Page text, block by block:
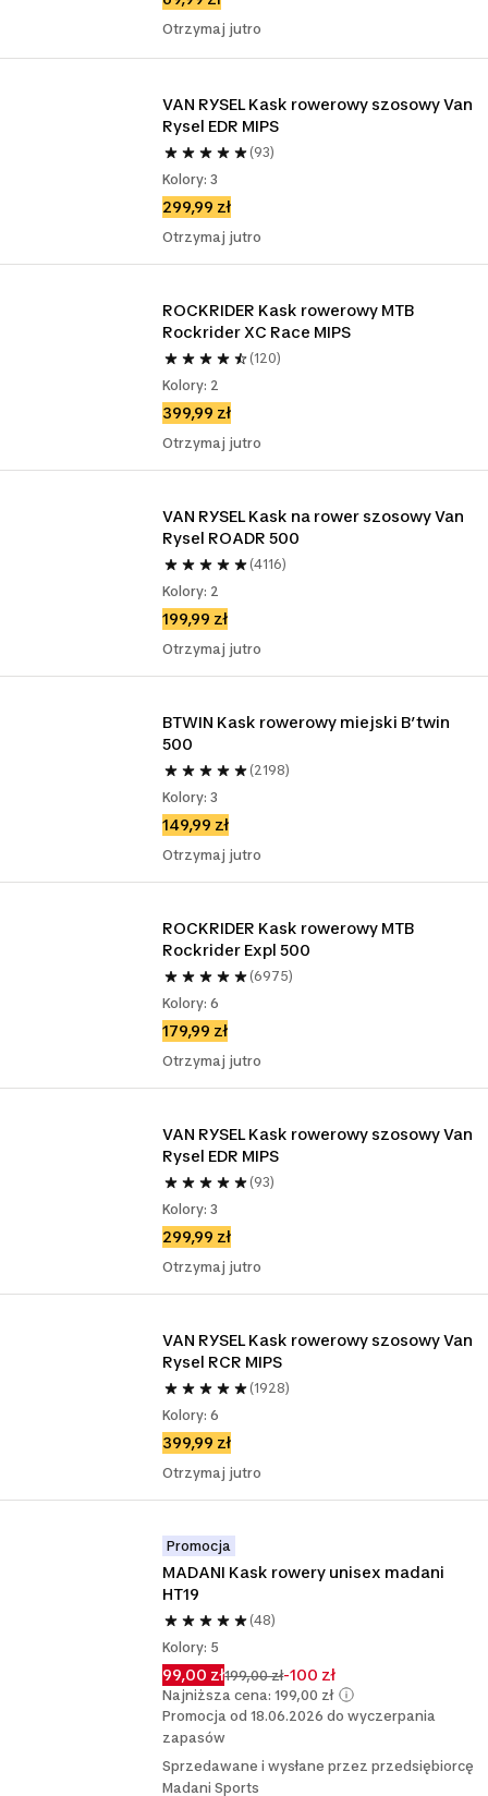
Otrzymaj jutro
VAN RYSEL Kask rowerowy szosowy Van
Rysel EDR MIPS
(93)
Kolory: 3
299,99 zł
Otrzymaj jutro
ROCKRIDER Kask rowerowy MTB
Rockrider XC Race MIPS
(120)
Kolory: 2
399,99 zł
Otrzymaj jutro
VAN RYSEL Kask na rower szosowy Van
Rysel ROADR 500
(4116)
Kolory: 2
199,99 zł
Otrzymaj jutro
BTWIN Kask rowerowy miejski B’twin
500
(2198)
Kolory: 3
149,99 zł
Otrzymaj jutro
ROCKRIDER Kask rowerowy MTB
Rockrider Expl 500
(6975)
Kolory: 6
179,99 zł
Otrzymaj jutro
VAN RYSEL Kask rowerowy szosowy Van
Rysel EDR MIPS
(93)
Kolory: 3
299,99 zł
Otrzymaj jutro
VAN RYSEL Kask rowerowy szosowy Van
Rysel RCR MIPS
(1928)
Kolory: 6
399,99 zł
Otrzymaj jutro
Promocja
MADANI Kask rowery unisex madani
HT19
(48)
Kolory: 5
99,00 zł199,00 zł-100 zł
Najniższa cena: 199,00 zł
Promocja od 18.06.2026 do wyczerpania
zapasów
Sprzedawane i wysłane przez przedsiębiorcę
Madani Sports